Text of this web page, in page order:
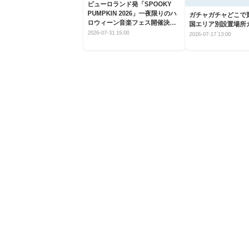
ピューロランド発「SPOOKY
PUMPKIN 2026」一夜限りのハ
ロウィーン音楽フェス開催決
定！
2026-07-31 15:00
ガチャガチャどこで
国エリア別設置場所
2026-07-17 13:00